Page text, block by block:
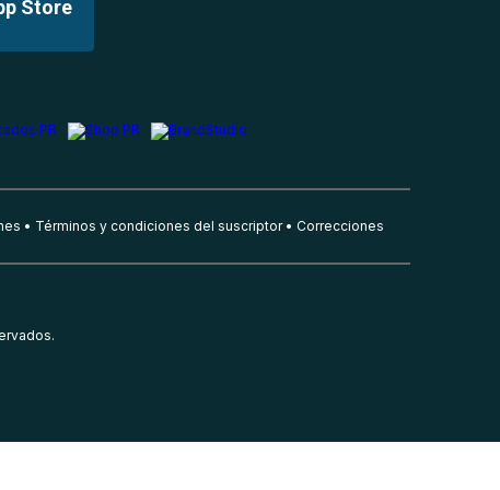
Store
Términos y condiciones del suscriptor Correcciones